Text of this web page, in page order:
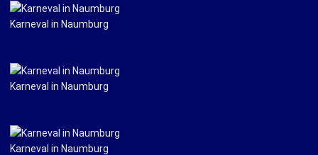
Karneval in Naumburg
Karneval in Naumburg
Karneval in Naumburg